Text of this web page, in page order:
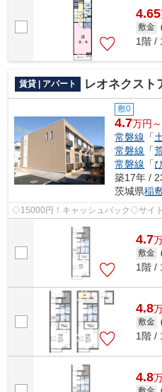
4.65
敷金
1階 /
賃貸 | アパート レオネクスト
敷0
4.7万円～
常磐線 「
常磐線 「
常磐線 「
築17年 /
茨城県稲
◇15000円！キャッシュバック◇サイ
4.7
敷金
1階 /
4.8
敷金
1階 /
4.8